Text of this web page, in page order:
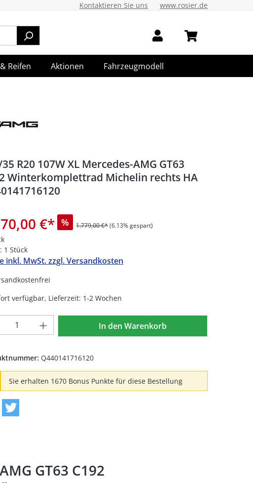
Kontaktieren Sie uns www.rosier.de
Reifen Aktionen Fahrzeugmodell
R20 107W XL Mercedes-AMG GT63
Winterkomplettrad Michelin rechts HA
€* % 1.779,00 €*(6.13% gespart)
1 Stück
inkl. MwSt. zzgl. Versandkosten
verfügbar, Lieferzeit: 1-2 Wochen
Anzahl: Gib den gewünschten Wert
In den Warenkorb
Q440141716120
Sie erhalten 1670 Bonus Punkte für diese Bestellung
GT63 C192